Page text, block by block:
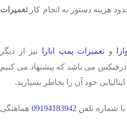
هزینه دستور به انجام کارتعمیرات
و تعمیرات پمپ ابارا
نیز از دیگر
می باشد که پیشنهاد می کنیم
خود آن را بخاطر بسپارید.
شماره تلفن 09194183942 هماهنگی